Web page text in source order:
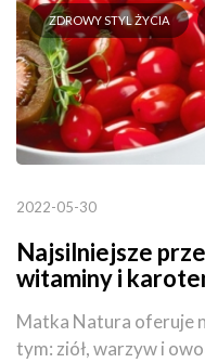
ZDROWY STYL ŻYCIA
2022-05-30
Najsilniejsze
witaminy i
Matka Natura oferuje
tym: ziół, warzyw i